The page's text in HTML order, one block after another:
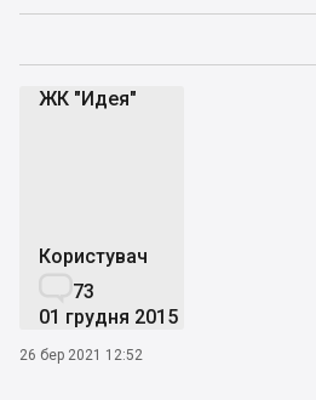
ЖК "Идея"
Користувач
73
01 грудня 2015
26 бер 2021 12:52